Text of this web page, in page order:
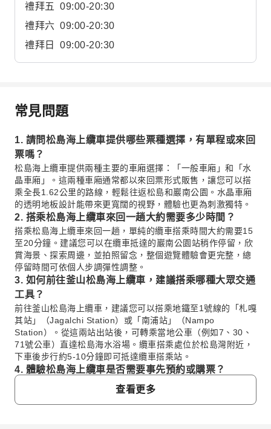
禮拜五
09:00-20:30
禮拜六 09:00-20:30
禮拜日
09:00-20:30
常見問題
1. 請問松島海上纜車提供哪些票種選擇，有單程或來回
票嗎？
松島海上纜車提供兩種主要的車廂選擇：「一般車廂」和「水
晶車廂」。這兩種車廂通常都以來回票形式販售，讓您可以搭
乘全長1.62公里的路線，輕鬆往返松島和巖南公園。水晶車廂
的透明地板設計能帶來更寬闊的視野，體驗也更為刺激獨特。
2. 搭乘松島海上纜車來回一趟大約需要多少時間？
搭乘松島海上纜車來回一趟，單純的纜車搭乘時間大約需要15
至20分鐘。建議您可以在纜車抵達的巖南公園站稍作停留，欣
賞海景、探索周邊，並拍照留念，整個遊覽體驗會更完整，總
停留時間可依個人步調彈性調整。
3. 如何前往釜山松島海上纜車，建議搭乘哪種大眾交通
工具？
前往釜山松島海上纜車，建議您可以搭乘地鐵至1號線的「札嘎
其站」（Jagalchi Station）或「南浦站」（Nampo
Station）。從這兩站出站後，可轉乘當地公車（例如7、30、
71號公車）直達松島海水浴場。纜車搭乘處位於松島灣附近，
下車後步行約5-10分鐘即可抵達纜車搭乘站。
4. 體驗松島海上纜車是否需要事先預約或購票？
為了確保您能順利搭乘並節省現場排隊購票的時間，建議您事
先預約或購票。您可以透過 KKday 線上平台預訂松島海上纜
車門票，享受預先規劃行程的便利性，讓您到場後能更快入
查看更多